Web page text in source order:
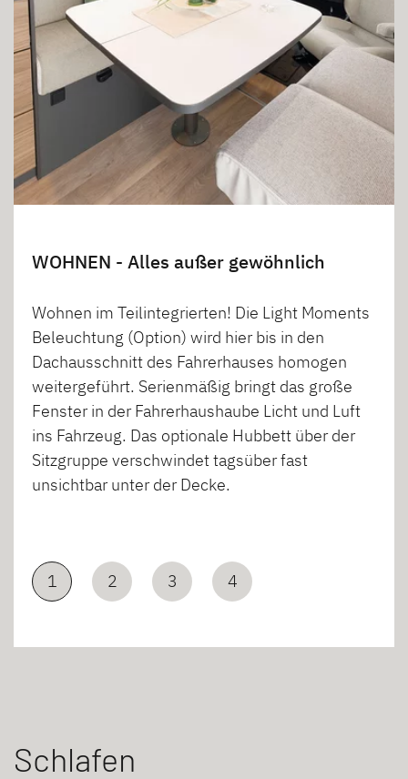
WOHNEN - Alles außer gewöhnlich
Wohnen im Teilintegrierten! Die Light Moments
Beleuchtung (Option) wird hier bis in den
Dachausschnitt des Fahrerhauses homogen
weitergeführt. Serienmäßig bringt das große
Fenster in der Fahrerhaushaube Licht und Luft
ins Fahrzeug. Das optionale Hubbett über der
Sitzgruppe verschwindet tagsüber fast
unsichtbar unter der Decke.
1 2 3 4
Schlafen